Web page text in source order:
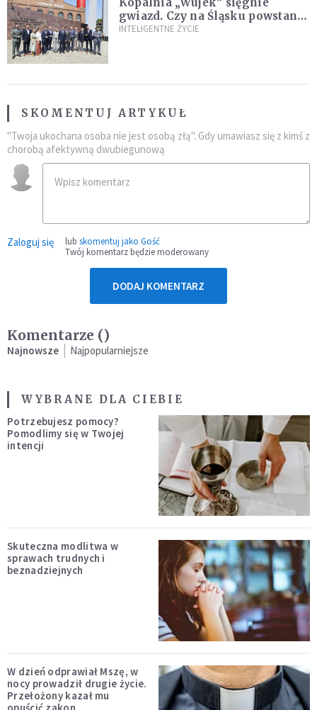
Kopalnia „Wujek” sięgnie
gwiazd. Czy na Śląsku powstanie
„Dolina Krzemowa”?
INTELIGENTNE ŻYCIE
SKOMENTUJ ARTYKUŁ
"Twoja ukochana osoba nie jest osobą złą". Gdy umawiasz się z kimś z
chorobą afektywną dwubiegunową
Zaloguj się lub skomentuj jako Gość
Twój komentarz będzie moderowany
DODAJ KOMENTARZ
Komentarze ()
Najnowsze Najpopularniejsze
WYBRANE DLA CIEBIE
Potrzebujesz pomocy?
Pomodlimy się w Twojej
intencji
Skuteczna modlitwa w
sprawach trudnych i
beznadziejnych
W dzień odprawiał Mszę, w
nocy prowadził drugie życie.
Przełożony kazał mu